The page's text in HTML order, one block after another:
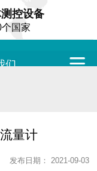
控设备
国家
们
量计
发布日期： 2021-09-03